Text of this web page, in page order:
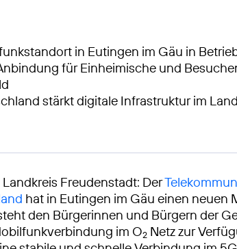
in Eutingen im Gäu in
für Einheimische und
stärkt digitale Infrastruktur im
Freudenstadt: Der
hat in Eutingen im Gäu einen neuen
den Bürgerinnen und Bürgern der
im O2 Netz zur